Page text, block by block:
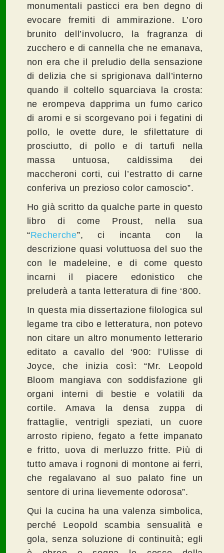
monumentali pasticci era ben degno di
evocare fremiti di ammirazione. L’oro
brunito dell’involucro, la fragranza di
zucchero e di cannella che ne emanava,
non era che il preludio della sensazione
di delizia che si sprigionava dall’interno
quando il coltello squarciava la crosta:
ne erompeva dapprima un fumo carico
di aromi e si scorgevano poi i fegatini di
pollo, le ovette dure, le sfilettature di
prosciutto, di pollo e di tartufi nella
massa untuosa, caldissima dei
maccheroni corti, cui l’estratto di carne
conferiva un prezioso color camoscio”.
Ho già scritto da qualche parte in questo
libro di come Proust, nella sua
“Recherche”, ci incanta con la
descrizione quasi voluttuosa del suo the
con le madeleine, e di come questo
incarni il piacere edonistico che
preluderà a tanta letteratura di fine ‘800.
In questa mia dissertazione filologica sul
legame tra cibo e letteratura, non potevo
non citare un altro monumento letterario
editato a cavallo del ‘900: l’Ulisse di
Joyce, che inizia così: “Mr. Leopold
Bloom mangiava con soddisfazione gli
organi interni di bestie e volatili da
cortile. Amava la densa zuppa di
frattaglie, ventrigli speziati, un cuore
arrosto ripieno, fegato a fette impanato
e fritto, uova di merluzzo fritte. Più di
tutto amava i rognoni di montone ai ferri,
che regalavano al suo palato fine un
sentore di urina lievemente odorosa”.
Qui la cucina ha una valenza simbolica,
perché Leopold scambia sensualità e
gola, senza soluzione di continuità; egli